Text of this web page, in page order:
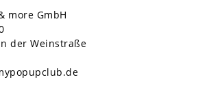
more GmbH
der Weinstraße